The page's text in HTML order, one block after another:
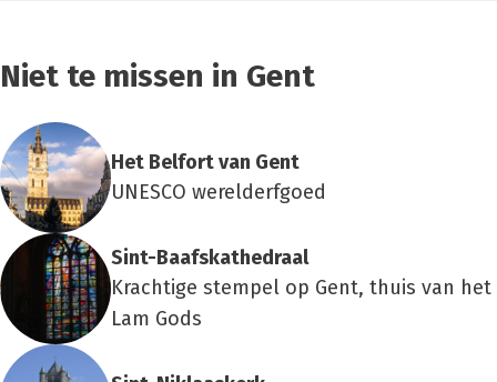
Niet te missen in Gent
Het Bel­fort van Gent
UNESCO werelderfgoed
Sint-Baafs­kathe­draal
Krachtige stempel op Gent, thuis van het
Lam Gods